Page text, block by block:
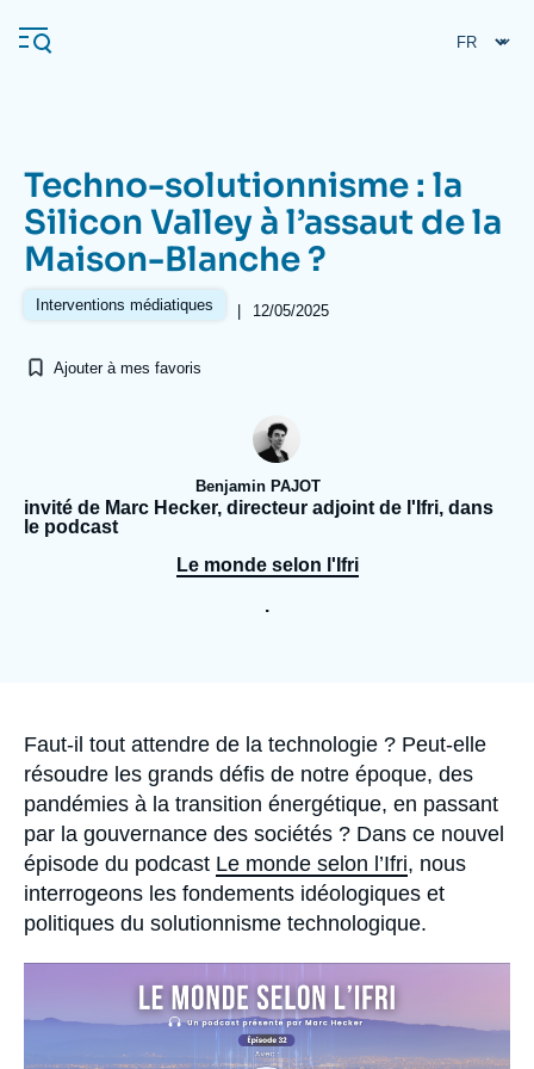
au
contenu
Navigation
principale
L'Ifri
À propos de l'Ifri
Proche-Orient
Techno-solutionnisme : la
Silicon Valley à l’assaut de la
Maison-Blanche ?
Interventions médiatiques | 12/05/2025
Ajouter à mes favoris
Benjamin PAJOT
invité de Marc Hecker, directeur adjoint de l'Ifri, dans
le podcast
Le monde selon l'Ifri
.
Accroche
Faut-il tout attendre de la technologie ? Peut-elle
résoudre les grands défis de notre époque, des
pandémies à la transition énergétique, en passant
par la gouvernance des sociétés ? Dans ce nouvel
épisode du podcast Le monde selon l’Ifri, nous
interrogeons les fondements idéologiques et
politiques du solutionnisme technologique.